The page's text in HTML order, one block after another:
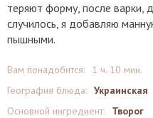
теряют форму, после варки,
случилось, я добавляю
пышными.
Вам понадобится:
1 ч. 10 мин.
География блюда: Украинская
Основной ингредиент:
Творог